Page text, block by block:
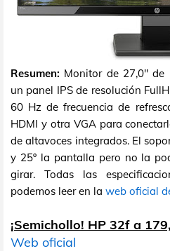
Resumen: Monitor de 27,0"
un panel IPS de resolución
60 Hz de frecuencia de
HDMI y otra VGA para
de altavoces integrados. El
y 25º la pantalla pero no la
girar. Todas las
podemos leer en la web oficial
¡Semichollo! HP 32f a
Web oficial